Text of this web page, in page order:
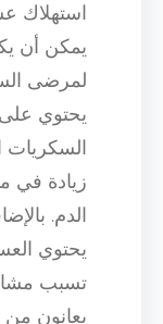
استهلاك
يمكن أن
لمرضى
يحتوي
السكريات
زيادة في
الدم.
يحتوي
تسبب
يعانون